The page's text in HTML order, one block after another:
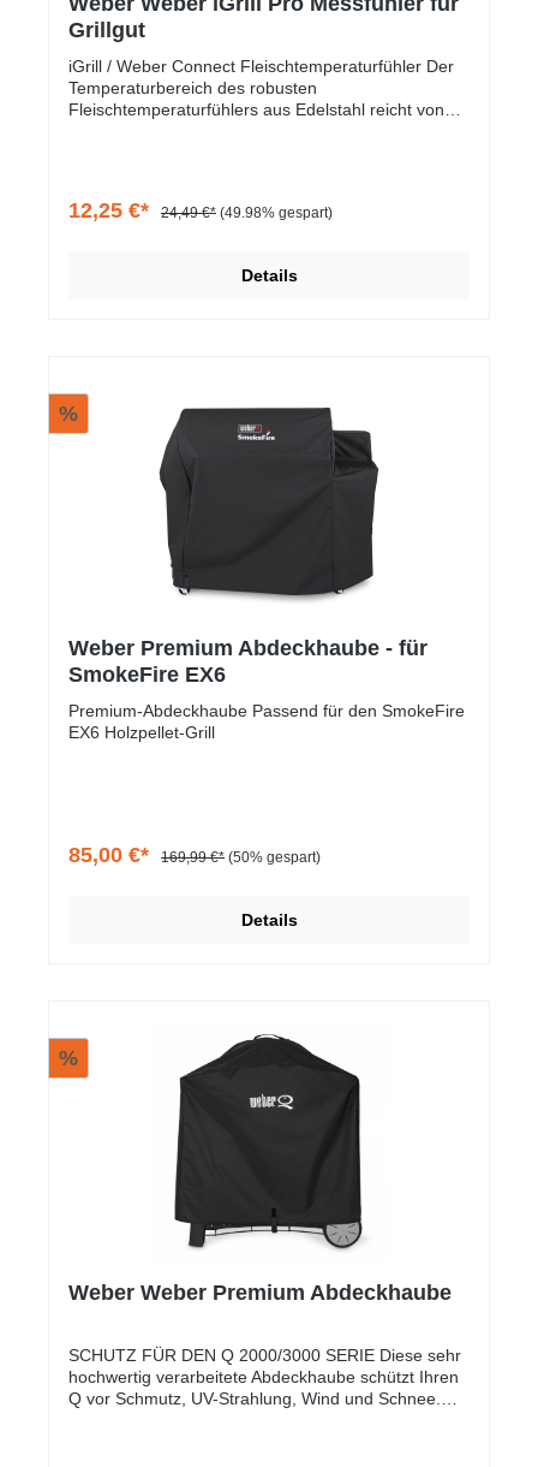
Grillgut
iGrill / Weber Connect Fleischtemperaturfühler Der
Temperaturbereich des robusten
Fleischtemperaturfühlers aus Edelstahl reicht von
12,25 €* 24,49 €* (49.98% gespart)
Details
%
Weber Premium Abdeckhaube - für
SmokeFire EX6
Premium-Abdeckhaube Passend für den SmokeFire
EX6 Holzpellet-Grill
85,00 €* 169,99 €* (50% gespart)
Details
%
Weber Weber Premium Abdeckhaube
SCHUTZ FÜR DEN Q 2000/3000 SERIE Diese sehr
hochwertig verarbeitete Abdeckhaube schützt Ihren
Q vor Schmutz, UV-Strahlung, Wind und Schnee.